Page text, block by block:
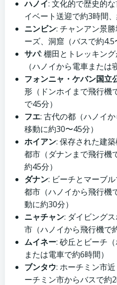
ハノイ: 文化的で歴史的
イベート送迎で約3時間、
ニンビン: チャンアン景
ーズ、洞窟（バスで約4.5
サパ: 棚田とトレッキン
（ハノイから電車または
フォンニャ・ケバン国立
形（ドンホイまで飛行機
で45分）
フエ: 古代の都（ハノイ
移動に約30〜45分）
ホイアン: 保存された建
都市（ダナンまで飛行機
約45分）
ダナン: ビーチとマーブ
都市（ハノイから飛行機
動に約30分）
ニャチャン: ダイビング
市（ハノイから飛行機で
ムイネー: 砂丘とビーチ
または電車で約6時間）
ブンタウ: ホーチミン市
ーチミン市からバスで約2